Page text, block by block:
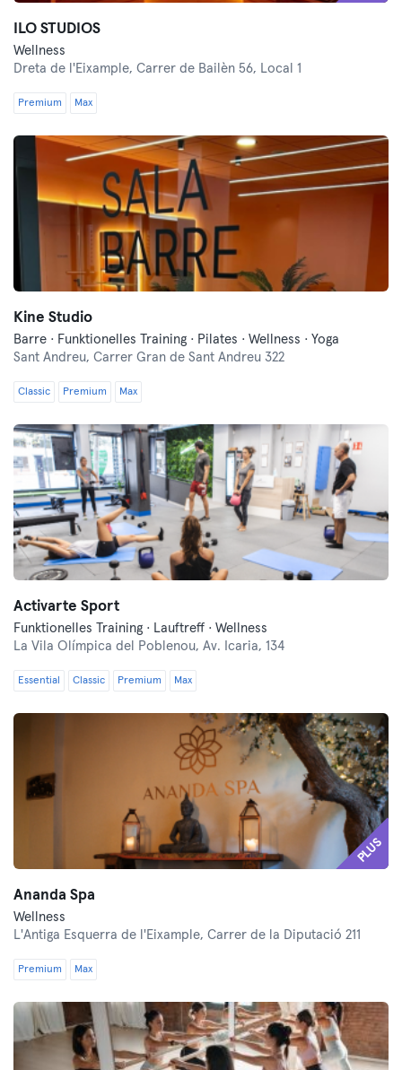
ILO STUDIOS
Wellness
Dreta de l'Eixample, Carrer de Bailèn 56, Local 1
Premium Max
Kine Studio
Barre · Funktionelles Training · Pilates · Wellness · Yoga
Sant Andreu, Carrer Gran de Sant Andreu 322
Classic Premium Max
Activarte Sport
Funktionelles Training · Lauftreff · Wellness
La Vila Olímpica del Poblenou, Av. Icaria, 134
Essential Classic Premium Max
PLUS
Ananda Spa
Wellness
L'Antiga Esquerra de l'Eixample, Carrer de la Diputació 211
Premium Max